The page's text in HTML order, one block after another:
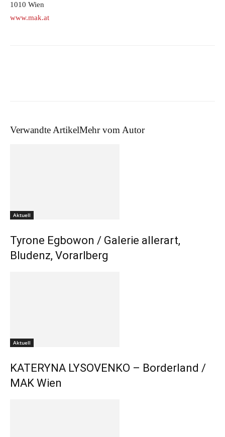
1010 Wien
www.mak.at
Verwandte ArtikelMehr vom Autor
Aktuell
Tyrone Egbowon / Galerie allerart,
Bludenz, Vorarlberg
Aktuell
KATERYNA LYSOVENKO – Borderland /
MAK Wien